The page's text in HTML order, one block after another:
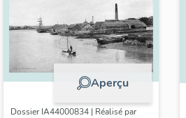
Aperçu
Dossier IA44000834 | Réalisé par